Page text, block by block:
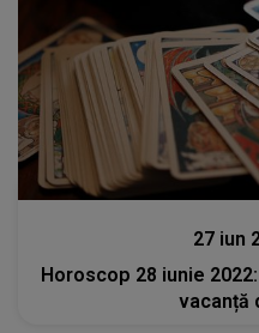
27 iun
Horoscop 28 iunie
vacanță